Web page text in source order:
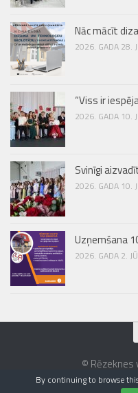
Nāc mācīt
2026. GADA 28.
“Viss ir
2026. GADA 10.
Svinīgi
2026. GADA 10.
Uzņemšana
2026. GADA 2.
© Rēzeknes
By continuing to browse